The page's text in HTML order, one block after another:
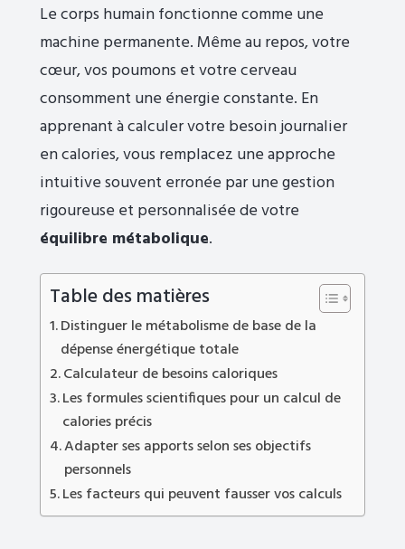
Le corps humain fonctionne comme une
machine permanente. Même au repos, votre
cœur, vos poumons et votre cerveau
consomment une énergie constante. En
apprenant à calculer votre besoin journalier
en calories, vous remplacez une approche
intuitive souvent erronée par une gestion
rigoureuse et personnalisée de votre
équilibre métabolique.
Table des matières
Distinguer le métabolisme de base de la
dépense énergétique totale
Calculateur de besoins caloriques
Les formules scientifiques pour un calcul de
calories précis
Adapter ses apports selon ses objectifs
personnels
Les facteurs qui peuvent fausser vos calculs